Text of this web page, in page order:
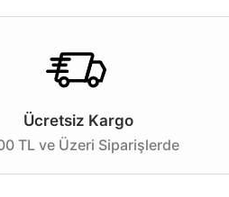
Ücretsiz Kargo
TL ve Üzeri Siparişlerde